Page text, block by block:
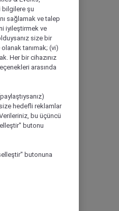
bilgilere şu
sağlamak ve talep
iyileştirmek ve
size bir
tanımak; (vi)
Her bir cihazınız
arasında
hedefli reklamlar
bu üçüncü
butonu
butonuna